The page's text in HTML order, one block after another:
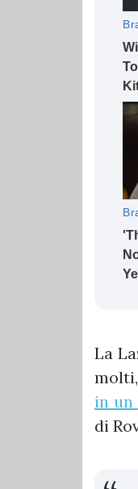
La
in un
di